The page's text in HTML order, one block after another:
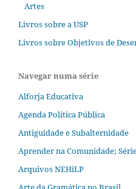
Artes
Livros sobre a USP
Livros sobre Objetivos de
Navegar numa série
Alforja Educativa
Agenda Política Pública
Antiguidade e Subalternidade
Aprender na Comunidade;
Arquivos NEHiLP